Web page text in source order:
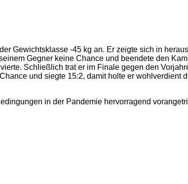
Gewichtsklasse -45 kg an. Er zeigte sich in
Gegner keine Chance und beendete den
Schließlich trat er im Finale gegen den
und siegte 15:2, damit holte er wohlverdient
in der Pandemie hervorragend